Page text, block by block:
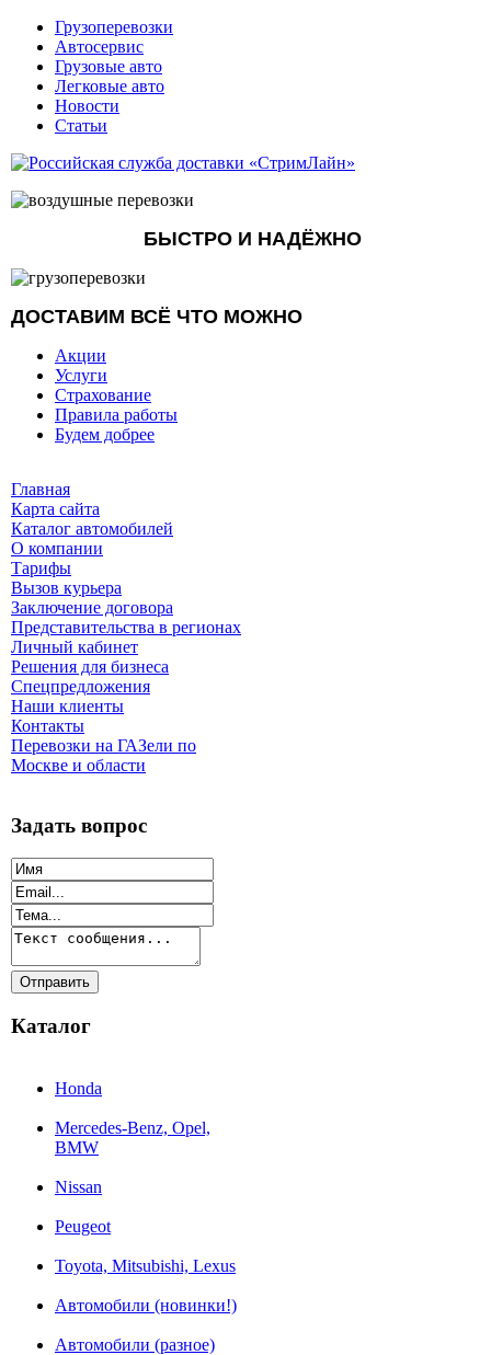
Грузоперевозки
Автосервис
Грузовые авто
Легковые авто
Новости
Статьи
БЫСТРО И НАДЁЖНО
ДОСТАВИМ ВСЁ ЧТО МОЖНО
Акции
Услуги
Страхование
Правила работы
Будем добрее
Главная
Карта сайта
Каталог автомобилей
О компании
Тарифы
Вызов курьера
Заключение договора
Представительства в регионах
Личный кабинет
Решения для бизнеса
Спецпредложения
Наши клиенты
Контакты
Перевозки на ГАЗели по
Москве и области
Задать вопрос
Каталог
Honda
Mercedes-Benz, Opel,
BMW
Nissan
Peugeot
Toyota, Mitsubishi, Lexus
Автомобили (новинки!)
Автомобили (разное)